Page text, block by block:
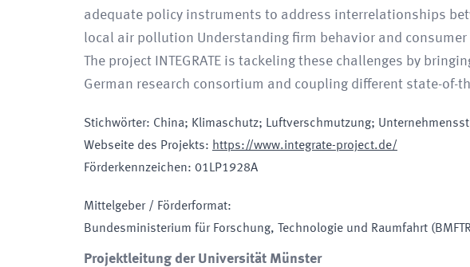
adequate policy instruments to address interrelationships
local air pollution Understanding firm behavior and
The project INTEGRATE is tackeling these challenges by
German research consortium and coupling different state-of-
Stichwörter: China; Klimaschutz; Luftverschmutzung;
Webseite des Projekts: https://www.integrate-project.de/
Förderkennzeichen: 01LP1928A
Mittelgeber / Förderformat:
Bundesministerium für Forschung, Technologie und Raumfahrt
Projektleitung der Universität Münster